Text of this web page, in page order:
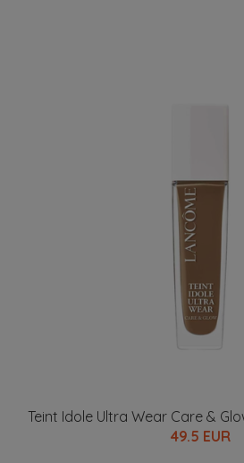
Teint Idole Ultra Wear Care &
49.5 EUR